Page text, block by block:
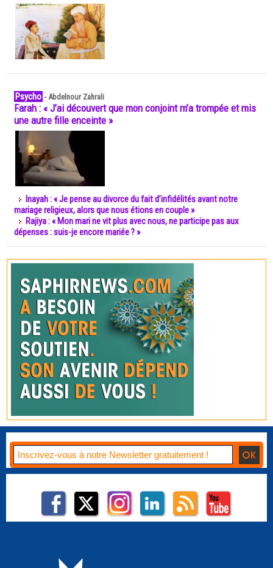
Psycho -Abdelnour Zahrali
Farah : « J’ai découvert que mon conjoint m’a trompée et mis
une autre fille enceinte »
Inayah : « Je pense au divorce du fait d’infidélités avant notre
mariage religieux, alors que nous étions en couple »
Rajiya : « Mon mari ne vit plus avec nous, ne participe pas aux
dépenses : suis-je encore mariée ? »